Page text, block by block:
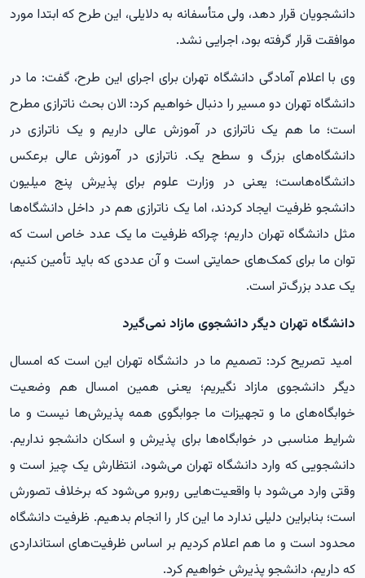
دانشجویان قرار دهد، ولی متأسفانه به دلایلی، این طرح که ابتدا مورد
موافقت قرار گرفته بود، اجرایی نشد.
وی با اعلام آمادگی دانشگاه تهران برای اجرای این طرح، گفت: ما در
دانشگاه تهران دو مسیر را دنبال خواهیم کرد: الان بحث ناترازی مطرح
است؛ ما هم یک ناترازی در آموزش عالی داریم و یک ناترازی در
دانشگاه‌های بزرگ و سطح یک. ناترازی در آموزش عالی برعکس
دانشگاه‌هاست؛ یعنی در وزارت علوم برای پذیرش پنج میلیون
دانشجو ظرفیت ایجاد کردند، اما یک ناترازی هم در داخل دانشگاه‌ها
مثل دانشگاه تهران داریم؛ چراکه ظرفیت ما یک عدد خاص است که
توان ما برای کمک‌های حمایتی است و آن عددی که باید تأمین کنیم،
یک عدد بزرگ‌تر است.
دانشگاه تهران دیگر دانشجوی مازاد نمی‌گیرد
امید تصریح کرد: تصمیم ما در دانشگاه تهران این است که امسال
دیگر دانشجوی مازاد نگیریم؛ یعنی همین امسال هم وضعیت
خوابگاه‌های ما و تجهیزات ما جوابگوی همه پذیرش‌ها نیست و ما
شرایط مناسبی در خوابگاه‌ها برای پذیرش و اسکان دانشجو نداریم.
دانشجویی که وارد دانشگاه تهران می‌شود، انتظارش یک چیز است و
وقتی وارد می‌شود با واقعیت‌هایی روبرو می‌شود که برخلاف تصورش
است؛ بنابراین دلیلی ندارد ما این کار را انجام بدهیم. ظرفیت دانشگاه
محدود است و ما هم اعلام کردیم بر اساس ظرفیت‌های استانداردی
که داریم، دانشجو پذیرش خواهیم کرد.